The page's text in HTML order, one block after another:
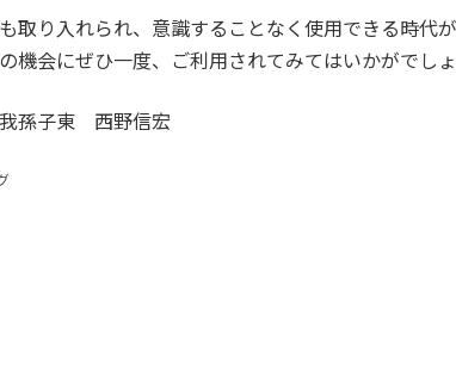
り入れられ、意識することなく使用できる時代が
機会にぜひ一度、ご利用されてみてはいかがでしょ
孫子東 西野信宏